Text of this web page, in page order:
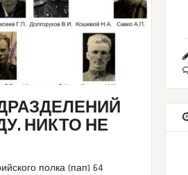
НИКТО НЕ
полка (пап) 64